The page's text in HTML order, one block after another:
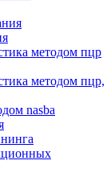
методом пцр
методом пцр,
nasba